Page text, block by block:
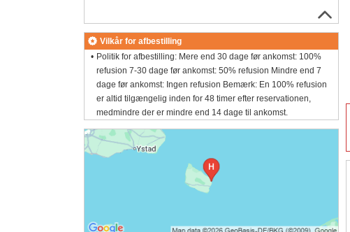
Vilkår for afbestilling
Politik for afbestilling: Mere end 30 dage før ankomst: 100%
refusion 7-30 dage før ankomst: 50% refusion Mindre end 7
dage før ankomst: Ingen refusion Bemærk: En 100% refusion
er altid tilgængelig inden for 48 timer efter reservationen,
medmindre der er mindre end 14 dage til ankomst.